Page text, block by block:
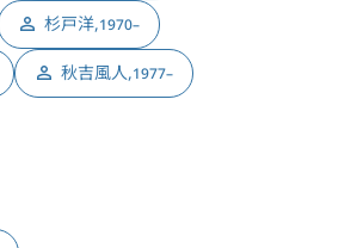
杉戸洋,1970–
秋吉風人,1977–